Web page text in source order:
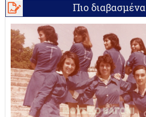
Πιο διαβασμένα